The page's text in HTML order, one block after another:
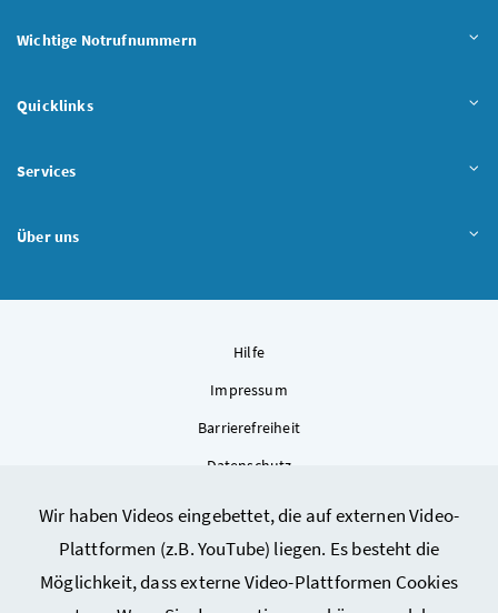
Wir haben Videos eingebettet, die auf externen Video-
Plattformen (z.B. YouTube) liegen. Es besteht die
Möglichkeit, dass externe Video-Plattformen Cookies
Wichtige Notrufnummern
Quicklinks
Services
Über uns
Hilfe
Impressum
Barrierefreiheit
Datenschutz
Sitemap
Cookie-Einstellungen